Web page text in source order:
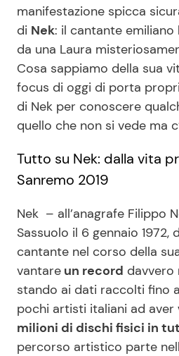
Viaggi e Turismo
Festività
Seguici
Info
Chi siamo
Disclaimer e Privacy
Redazione
Contattaci
Pubblicità
manifestazione spicca
di Nek: il cantante
da una Laura
Cosa sappiamo della sua
focus di oggi di porta
di Nek per conoscere
quello che non si vede ma
Tutto su Nek: dalla vita
Sanremo 2019
Nek – all’anagrafe Filippo
Sassuolo il 6 gennaio 1972,
cantante nel corso della
vantare un record davvero
stando ai dati raccolti fino
pochi artisti italiani ad aver
milioni di dischi fisici in
percorso artistico parte